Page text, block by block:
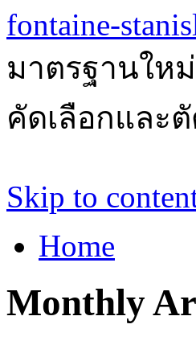
fontaine-
มาตรฐานให
คัดเลือกและ
Skip to
Home
Monthly